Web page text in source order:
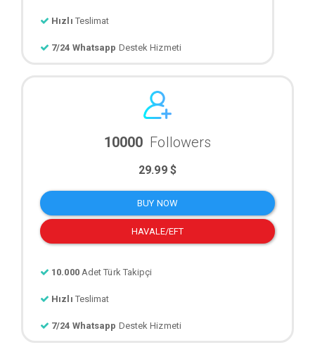
Hızlı Teslimat
7/24 Whatsapp Destek Hizmeti
10000 Followers
29.99 $
BUY NOW
HAVALE/EFT
10.000 Adet Türk Takipçi
Hızlı Teslimat
7/24 Whatsapp Destek Hizmeti